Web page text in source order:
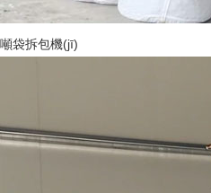
噸袋拆包機(jī)